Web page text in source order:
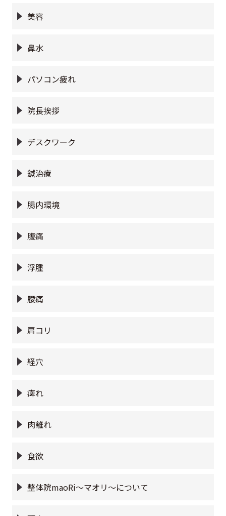
美容
鼻水
パソコン疲れ
院長挨拶
デスクワーク
鍼治療
腸内環境
腹痛
浮腫
腰痛
肩コリ
経穴
痺れ
肉離れ
食欲
整体院maoRi〜マオリ〜について